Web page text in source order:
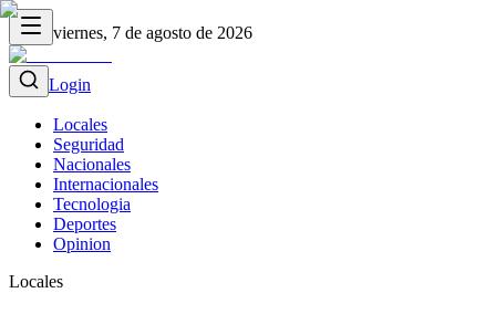
viernes, 7 de agosto de 2026
Login
Locales
Seguridad
Nacionales
Internacionales
Tecnologia
Deportes
Opinion
Locales